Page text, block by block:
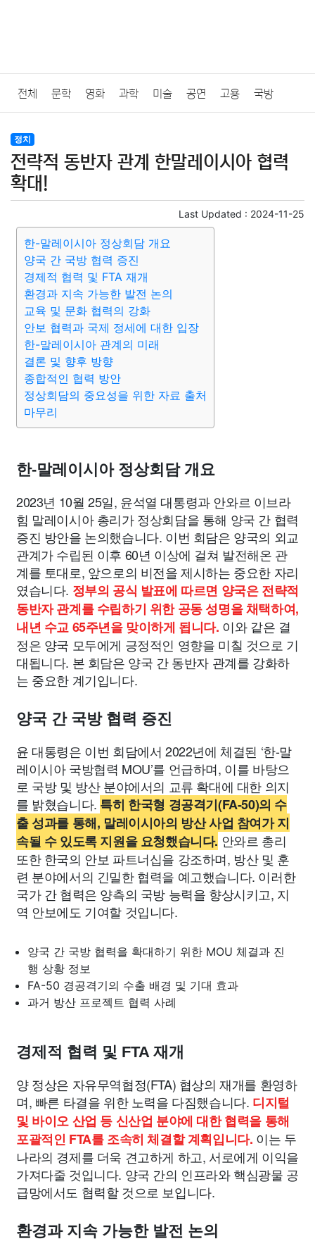
전체 문학 영화 과학 미술 공연 고용 국방
법률
질병 가요 방송 일상 주식 암호화폐 블록체인
미용 증권 인테리어
요리 상품리뷰 원예 금융
대출 자동차 취미 여행 맛집
종교 사회 정치 건강 의료 의학
부동산 외국어 교육
정치
전략적 동반자 관계 한말레이시아 협력
확대!
Last Updated : 2024-11-25
한-말레이시아 정상회담 개요
양국 간 국방 협력 증진
경제적 협력 및 FTA 재개
환경과 지속 가능한 발전 논의
교육 및 문화 협력의 강화
안보 협력과 국제 정세에 대한 입장
한-말레이시아 관계의 미래
결론 및 향후 방향
종합적인 협력 방안
정상회담의 중요성을 위한 자료 출처
마무리
한-말레이시아 정상회담 개요
2023년 10월 25일, 윤석열 대통령과 안와르 이브라
힘 말레이시아 총리가 정상회담을 통해 양국 간 협력
증진 방안을 논의했습니다. 이번 회담은 양국의 외교
관계가 수립된 이후 60년 이상에 걸쳐 발전해온 관
계를 토대로, 앞으로의 비전을 제시하는 중요한 자리
였습니다. 정부의 공식 발표에 따르면 양국은 전략적
동반자 관계를 수립하기 위한 공동 성명을 채택하여,
내년 수교 65주년을 맞이하게 됩니다. 이와 같은 결
정은 양국 모두에게 긍정적인 영향을 미칠 것으로 기
대됩니다. 본 회담은 양국 간 동반자 관계를 강화하
는 중요한 계기입니다.
양국 간 국방 협력 증진
윤 대통령은 이번 회담에서 2022년에 체결된 ‘한-말
레이시아 국방협력 MOU’를 언급하며, 이를 바탕으
로 국방 및 방산 분야에서의 교류 확대에 대한 의지
를 밝혔습니다. 특히 한국형 경공격기(FA-50)의 수
출 성과를 통해, 말레이시아의 방산 사업 참여가 지
속될 수 있도록 지원을 요청했습니다. 안와르 총리
또한 한국의 안보 파트너십을 강조하며, 방산 및 훈
련 분야에서의 긴밀한 협력을 예고했습니다. 이러한
국가 간 협력은 양측의 국방 능력을 향상시키고, 지
역 안보에도 기여할 것입니다.
양국 간 국방 협력을 확대하기 위한 MOU 체결과 진
행 상황 정보
FA-50 경공격기의 수출 배경 및 기대 효과
과거 방산 프로젝트 협력 사례
경제적 협력 및 FTA 재개
양 정상은 자유무역협정(FTA) 협상의 재개를 환영하
며, 빠른 타결을 위한 노력을 다짐했습니다. 디지털
및 바이오 산업 등 신산업 분야에 대한 협력을 통해
포괄적인 FTA를 조속히 체결할 계획입니다. 이는 두
나라의 경제를 더욱 견고하게 하고, 서로에게 이익을
가져다줄 것입니다. 양국 간의 인프라와 핵심광물 공
급망에서도 협력할 것으로 보입니다.
환경과 지속 가능한 발전 논의